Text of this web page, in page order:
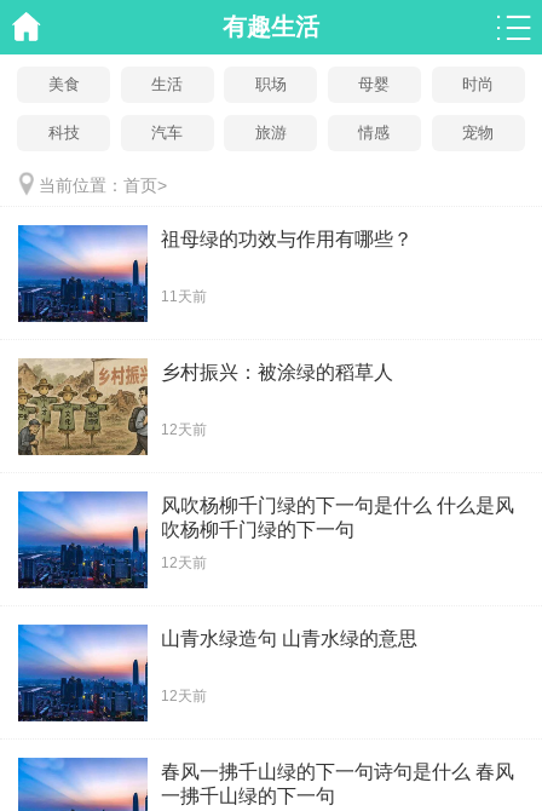
有趣生活
美食 生活 职场 母婴 时尚
科技 汽车 旅游 情感 宠物
当前位置： 首页>
祖母绿的功效与作用有哪些？
11天前
乡村振兴：被涂绿的稻草人
12天前
风吹杨柳千门绿的下一句是什么 什么是风
吹杨柳千门绿的下一句
12天前
山青水绿造句 山青水绿的意思
12天前
春风一拂千山绿的下一句诗句是什么 春风
一拂千山绿的下一句